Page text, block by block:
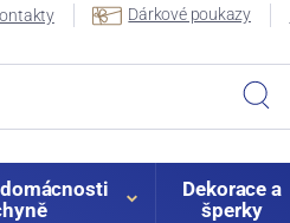
Dárkové poukazy
Dekorace a
šperky